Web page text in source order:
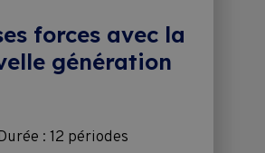
forces avec la
génération
: 12 périodes